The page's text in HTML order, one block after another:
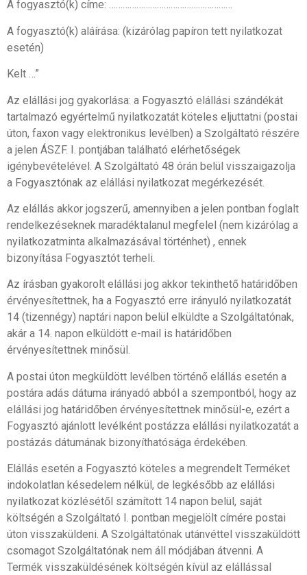
A fogyasztó(k) címe: ………………………………………………
A fogyasztó(k) aláírása: (kizárólag papíron tett nyilatkozat
esetén)
Kelt …”
Az elállási jog gyakorlása: a Fogyasztó elállási szándékát
tartalmazó egyértelmű nyilatkozatát köteles eljuttatni (postai
úton, faxon vagy elektronikus levélben) a Szolgáltató részére
a jelen ÁSZF. I. pontjában található elérhetőségek
igénybevételével. A Szolgáltató 48 órán belül visszaigazolja
a Fogyasztónak az elállási nyilatkozat megérkezését.
Az elállás akkor jogszerű, amennyiben a jelen pontban foglalt
rendelkezéseknek maradéktalanul megfelel (nem kizárólag a
nyilatkozatminta alkalmazásával történhet) , ennek
bizonyítása Fogyasztót terheli.
Az írásban gyakorolt elállási jog akkor tekinthető határidőben
érvényesítettnek, ha a Fogyasztó erre irányuló nyilatkozatát
14 (tizennégy) naptári napon belül elküldte a Szolgáltatónak,
akár a 14. napon elküldött e-mail is határidőben
érvényesítettnek minősül.
A postai úton megküldött levélben történő elállás esetén a
postára adás dátuma irányadó abból a szempontból, hogy az
elállási jog határidőben érvényesítettnek minősül-e, ezért a
Fogyasztó ajánlott levélként postázza elállási nyilatkozatát a
postázás dátumának bizonyíthatósága érdekében.
Elállás esetén a Fogyasztó köteles a megrendelt Terméket
indokolatlan késedelem nélkül, de legkésőbb az elállási
nyilatkozat közlésétől számított 14 napon belül, saját
költségén a Szolgáltató I. pontban megjelölt címére postai
úton visszaküldeni. A Szolgáltatónak utánvéttel visszaküldött
csomagot Szolgáltatónak nem áll módjában átvenni. A
Termék visszaküldésének költségén kívül az elállással